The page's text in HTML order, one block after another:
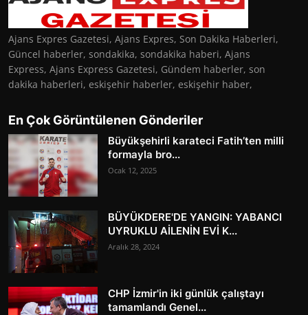
Ajans Expres Gazetesi, Ajans Expres, Son Dakika Haberleri,
Güncel haberler, sondakika, sondakika haberi, Ajans
Express, Ajans Express Gazetesi, Gündem haberler, son
dakika haberleri, eskişehir haberler, eskişehir haber,
En Çok Görüntülenen Gönderiler
Büyükşehirli karateci Fatih’ten milli
formayla bro...
Ocak 12, 2025
BÜYÜKDERE'DE YANGIN: YABANCI
UYRUKLU AİLENİN EVİ K...
Aralık 28, 2024
CHP İzmir'in iki günlük çalıştayı
tamamlandı Genel...